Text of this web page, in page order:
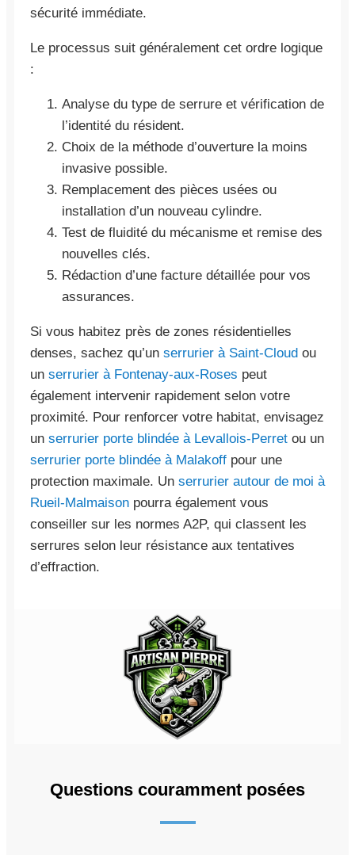
sécurité immédiate.
Le processus suit généralement cet ordre logique
:
Analyse du type de serrure et vérification de
l’identité du résident.
Choix de la méthode d’ouverture la moins
invasive possible.
Remplacement des pièces usées ou
installation d’un nouveau cylindre.
Test de fluidité du mécanisme et remise des
nouvelles clés.
Rédaction d’une facture détaillée pour vos
assurances.
Si vous habitez près de zones résidentielles
denses, sachez qu’un serrurier à Saint-Cloud ou
un serrurier à Fontenay-aux-Roses peut
également intervenir rapidement selon votre
proximité. Pour renforcer votre habitat, envisagez
un serrurier porte blindée à Levallois-Perret ou un
serrurier porte blindée à Malakoff pour une
protection maximale. Un serrurier autour de moi à
Rueil-Malmaison pourra également vous
conseiller sur les normes A2P, qui classent les
serrures selon leur résistance aux tentatives
d’effraction.
Questions couramment posées